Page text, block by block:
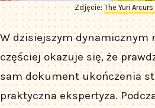
Zdjęcie: The Yuri
W dzisiejszym dynamicznym
częściej okazuje się, że
sam dokument ukończenia
praktyczna ekspertyza.